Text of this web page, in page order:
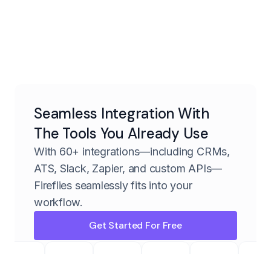
Seamless Integration With
The Tools You Already Use
With 60+ integrations—including CRMs,
ATS, Slack, Zapier, and custom APIs—
Fireflies seamlessly fits into your
workflow.
Get Started For Free